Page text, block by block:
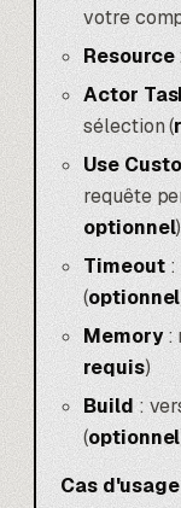
votre
Resource
Actor
sélection (
Use
requête
optionnel)
Timeout:
(optionnel
Memory:
requis)
Build:
(optionnel
Cas